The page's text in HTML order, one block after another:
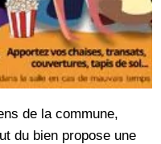
de la commune,
du bien propose une